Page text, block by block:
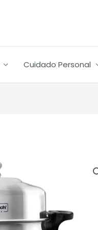
Cuidado Personal